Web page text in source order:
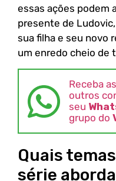
essas ações podem
presente de
sua filha e seu novo
um enredo cheio de
Receba as
outros
seu
grupo do
Quais
série